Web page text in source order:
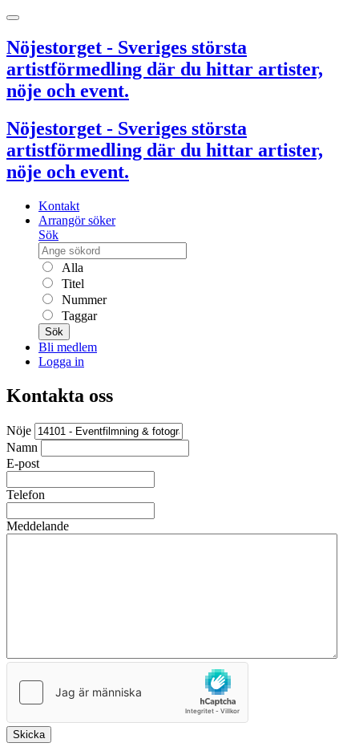
Nöjestorget - Sveriges största
artistförmedling där du hittar artister,
nöje och event.
Nöjestorget - Sveriges största
artistförmedling där du hittar artister,
nöje och event.
Kontakt
Arrangör söker
Sök
Alla
Titel
Nummer
Taggar
Sök
Bli medlem
Logga in
Kontakta oss
Nöje
Namn
E-post
Telefon
Meddelande
Skicka